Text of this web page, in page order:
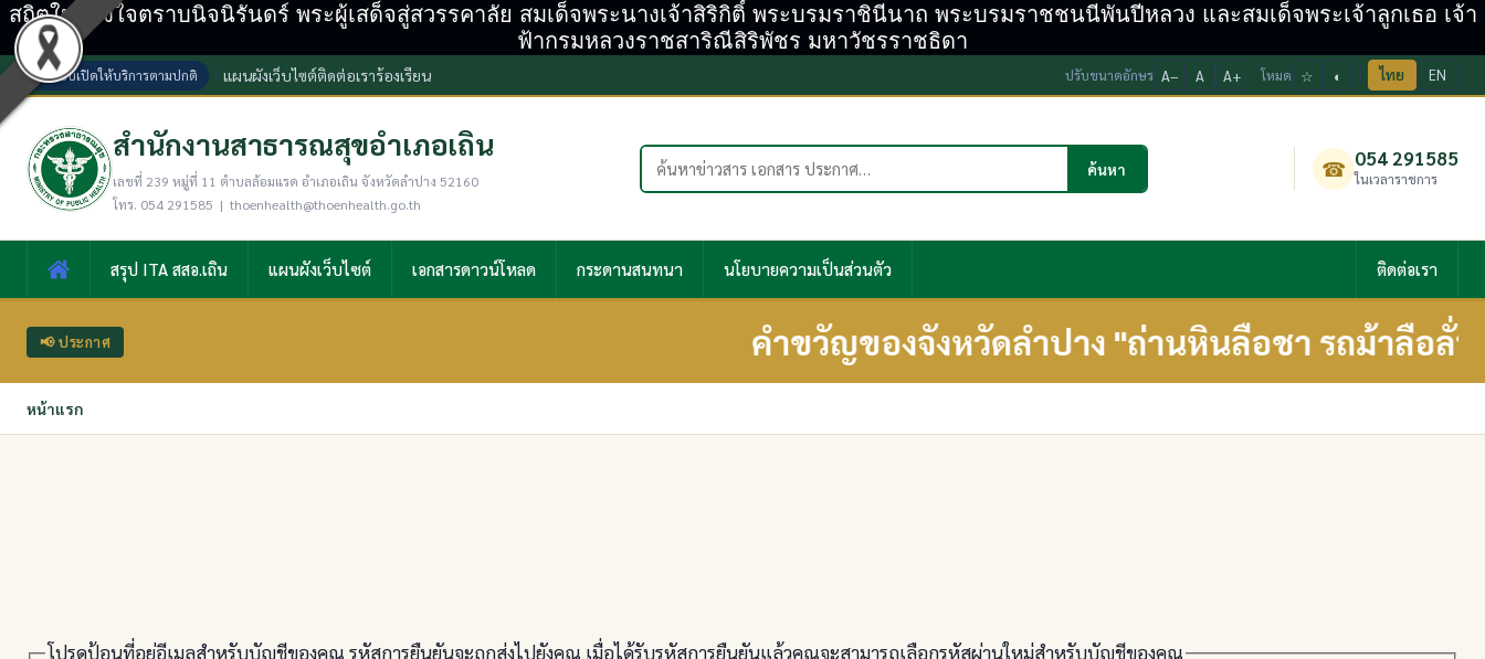
สถิตในดวงใจตราบนิจนิรันดร์ พระผู้เสด็จสู่สวรรคาลัย สมเด็จพระนางเจ้าสิริกิติ์ พระบรมราชินีนาถ พระบรมราชชนนีพันปีหลวง และสมเด็จพระเจ้าลูกเธอ เจ้า
ฟ้ากรมหลวงราชสาริณีสิริพัชร มหาวัชรราชธิดา
ระบบเปิดให้บริการตามปกติ แผนผังเว็บไซต์ติดต่อเราร้องเรียน ปรับขนาดอักษร A− A A+ โหมด ☆ ◐ ไทย EN
สำนักงานสาธารณสุขอำเภอเถิน
เลขที่ 239 หมู่ที่ 11 ตำบลล้อมแรด อำเภอเถิน จังหวัดลำปาง 52160
โทร. 054 291585 | thoenhealth@thoenhealth.go.th
ค้นหาในเว็บไซต์
ค้นหา ☎ 054 291585
ในเวลาราชการ
สรุป ITA สสอ.เถิน แผนผังเว็บไซต์ เอกสารดาวน์โหลด กระดานสนทนา นโยบายความเป็นส่วนตัว ติดต่อเรา
📢 ประกาศ คำขวัญของจังหวัดลำปาง "ถ่านหินลือชา รถม้าลือลั่น
หน้าแรก
โปรดป้อนที่อยู่อีเมลสำหรับบัญชีของคุณ รหัสการยืนยันจะถูกส่งไปยังคุณ เมื่อได้รับรหัสการยืนยันแล้วคุณจะสามารถเลือกรหัสผ่านใหม่สำหรับบัญชีของคุณ